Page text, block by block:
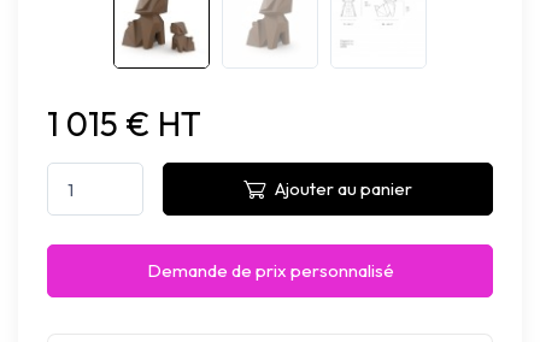
1 015 € HT
Ajouter au panier
Demande de prix personnalisé